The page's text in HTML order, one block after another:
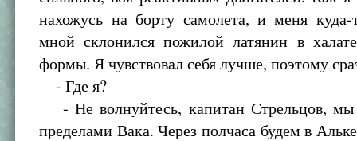
нахожусь на борту самолета, и меня куда-
мной склонился пожилой латянин в
формы. Я чувствовал себя лучше, поэтому
- Где я?
- Не волнуйтесь, капитан Стрельцов, мы
пределами Вака. Через полчаса будем в